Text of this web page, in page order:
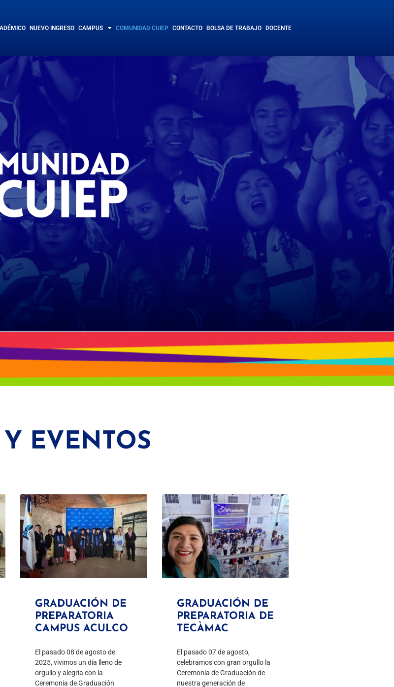
NUEVO INGRESO CAMPUS COMUNIDAD CUIEP CONTACTO BOLSA DE TRABAJO DOCENTE
EVENTOS
GRADUACIÓN DE
PREPARATORIA
CAMPUS ACULCO
El pasado 08 de agosto de
2025, vivimos un día lleno de
orgullo y alegría con la
Ceremonia de Graduación
GRADUACIÓN DE
PREPARATORIA DE
TECÀMAC
El pasado 07 de agosto,
celebramos con gran orgullo la
Ceremonia de Graduación de
nuestra generación de